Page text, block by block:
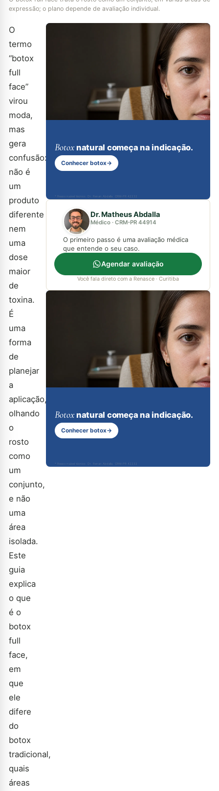
expressão; o plano depende de avaliação individual.
O
termo
“botox
full
face”
virou
moda,
mas
gera
confusão:
não é
um
produto
diferente
nem
uma
dose
maior
de
toxina.
É
uma
forma
de
planejar
a
aplicação,
olhando
o
rosto
como
um
conjunto,
e não
uma
área
isolada.
Este
guia
explica
o que
é o
botox
full
face,
em
que
ele
difere
do
botox
tradicional,
quais
áreas
Botox natural começa na indicação.
Conhecer botox→
* Responsável técnico: Dr. Renan Abdalla, CRM-PR 42232
Dr. Matheus Abdalla
Médico · CRM-PR 44914
O primeiro passo é uma avaliação médica
que entende o seu caso.
Agendar avaliação
Você fala direto com a Renasce · Curitiba
Botox natural começa na indicação.
Conhecer botox→
* Responsável técnico: Dr. Renan Abdalla, CRM-PR 42232